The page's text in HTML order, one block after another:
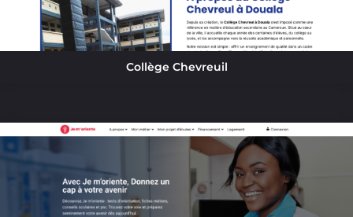
Collège Chevreuil